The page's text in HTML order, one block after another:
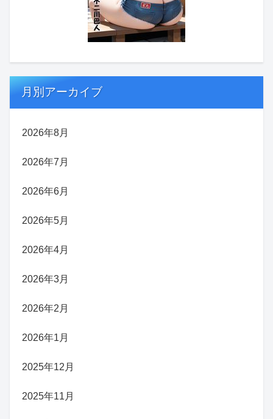
月別アーカイブ
2026年8月
2026年7月
2026年6月
2026年5月
2026年4月
2026年3月
2026年2月
2026年1月
2025年12月
2025年11月